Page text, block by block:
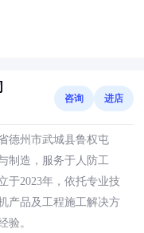
咨询 进店
德州市武城县鲁权屯
制造，服务于人防工
于2023年，依托专业技
产品及工程施工解决方
验。